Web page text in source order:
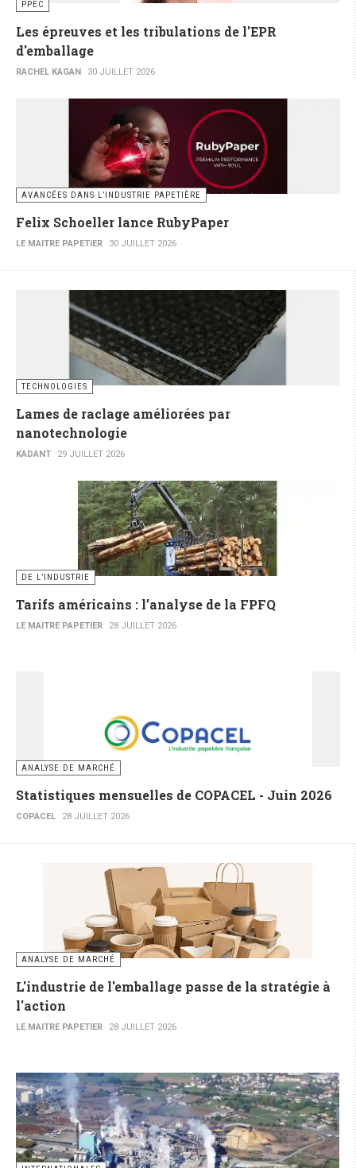
PPEC
Les épreuves et les tribulations de l'EPR
d'emballage
RACHEL KAGAN 30 JUILLET 2026
AVANCÉES DANS L’INDUSTRIE PAPETIÈRE
Felix Schoeller lance RubyPaper
LE MAITRE PAPETIER 30 JUILLET 2026
TECHNOLOGIES
Lames de raclage améliorées par
nanotechnologie
KADANT 29 JUILLET 2026
DE L’INDUSTRIE
Tarifs américains : l’analyse de la FPFQ
LE MAITRE PAPETIER 28 JUILLET 2026
ANALYSE DE MARCHÉ
Statistiques mensuelles de COPACEL - Juin 2026
COPACEL 28 JUILLET 2026
ANALYSE DE MARCHÉ
L'industrie de l'emballage passe de la stratégie à
l'action
LE MAITRE PAPETIER 28 JUILLET 2026